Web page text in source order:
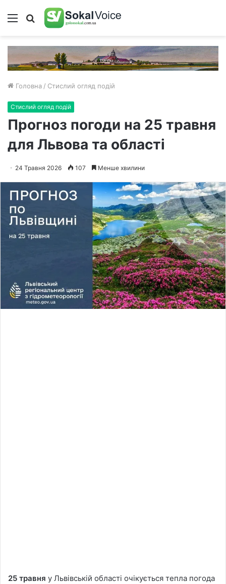
Меню Пошук
Головна / Стислий огляд подій
Стислий огляд подій
Прогноз погоди на 25 травня
для Львова та області
24 Травня 2026 107 Менше хвилини
25 травня у Львівській області очікується тепла погода